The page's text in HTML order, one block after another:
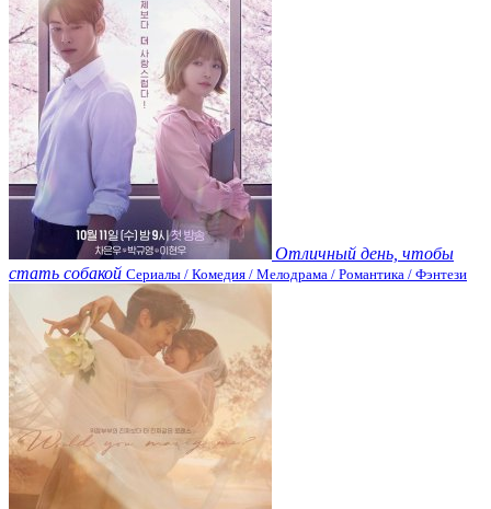
Отличный день, чтобы
стать собакой Сериалы / Комедия / Мелодрама / Романтика / Фэнтези